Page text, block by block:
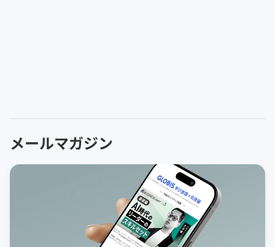
メールマガジン